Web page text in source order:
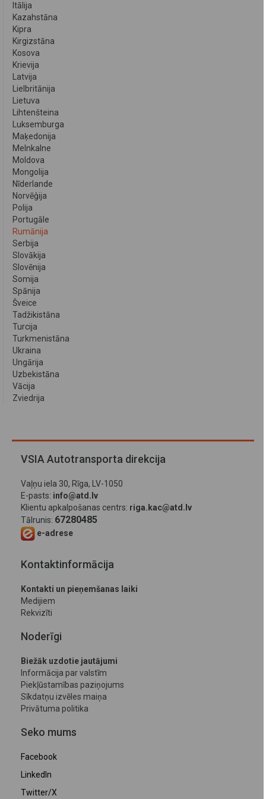
Itālija
Kazahstāna
Kipra
Kirgizstāna
Kosova
Krievija
Latvija
Lielbritānija
Lietuva
Lihtenšteina
Luksemburga
Maķedonija
Melnkalne
Moldova
Mongolija
Nīderlande
Norvēģija
Polija
Portugāle
Rumānija
Serbija
Slovākija
Slovēnija
Somija
Spānija
Šveice
Tadžikistāna
Turcija
Turkmenistāna
Ukraina
Ungārija
Uzbekistāna
Vācija
Zviedrija
VSIA Autotransporta direkcija
Vaļņu iela 30, Rīga, LV-1050
E-pasts: info@atd.lv
Klientu apkalpošanas centrs: riga.kac@atd.lv
Tālrunis: 67280485
e-adrese
Kontaktinformācija
Kontakti un pieņemšanas laiki
Medijiem
Rekvizīti
Noderīgi
Biežāk uzdotie jautājumi
Informācija par valstīm
Piekļūstamības paziņojums
Sīkdatņu izvēles maiņa
Privātuma politika
Seko mums
Facebook
LinkedIn
Twitter/X